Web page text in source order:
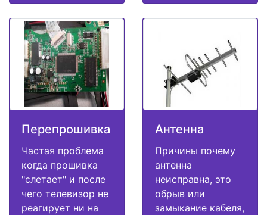
Перепрошивка
Частая проблема
когда прошивка
"слетает" и после
чего телевизор не
реагирует ни на
Антенна
Причины почему
антенна
неисправна, это
обрыв или
замыкание кабеля,